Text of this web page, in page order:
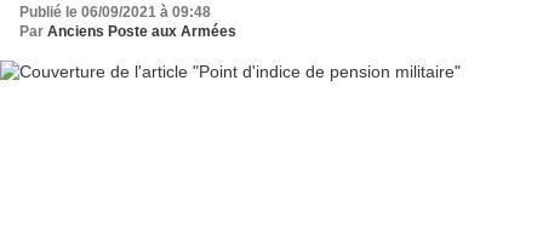
Publié le 06/09/2021 à 09:48
Par Anciens Poste aux Armées